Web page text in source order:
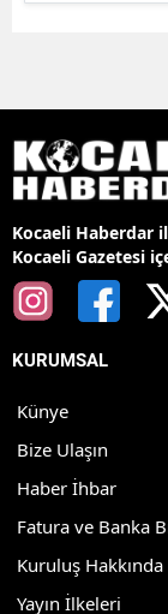
Kocaeli Haberdar
Kocaeli Gazetesi
KURUMSAL
Künye
Bize Ulaşın
Haber İhbar
Fatura ve Banka
Kuruluş Hakkında
Yayın İlkeleri